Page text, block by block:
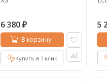
6 380 ₽
В корзину
Купить в 1 клик
5